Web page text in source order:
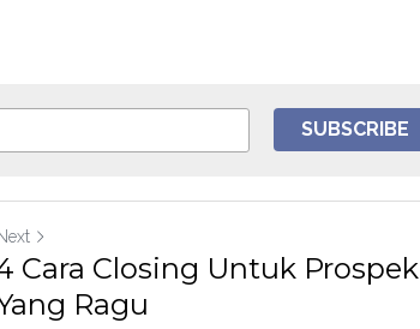
SUBSCRIBE
Cara Closing Untuk Prospek
Ragu